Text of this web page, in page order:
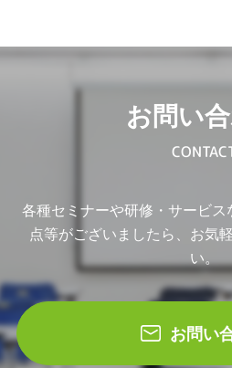
お問い
各種セミナーや研修・サービ
点等がございましたら、お気
い。
お問い